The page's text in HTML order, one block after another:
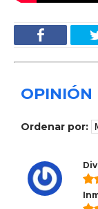
OPINIÓN
Ordenar por: